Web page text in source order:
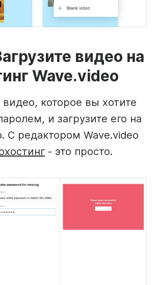
видео на
Wave.video
которое вы хотите
и загрузите его на
С редактором Wave.video
- это просто.